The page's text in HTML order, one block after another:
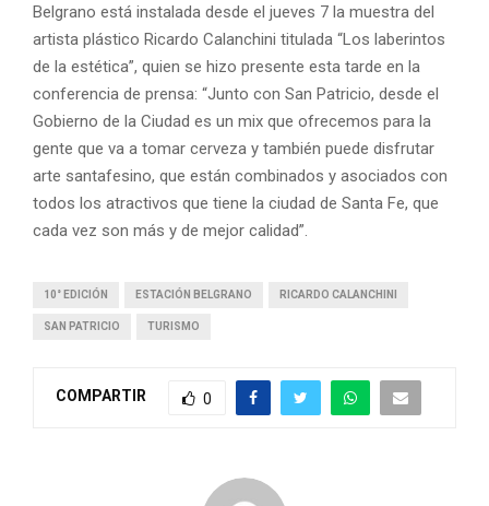
Belgrano está instalada desde el jueves 7 la muestra del
artista plástico Ricardo Calanchini titulada “Los laberintos
de la estética”, quien se hizo presente esta tarde en la
conferencia de prensa: “Junto con San Patricio, desde el
Gobierno de la Ciudad es un mix que ofrecemos para la
gente que va a tomar cerveza y también puede disfrutar
arte santafesino, que están combinados y asociados con
todos los atractivos que tiene la ciudad de Santa Fe, que
cada vez son más y de mejor calidad”.
10° EDICIÓN ESTACIÓN BELGRANO RICARDO CALANCHINI
SAN PATRICIO TURISMO
COMPARTIR 0